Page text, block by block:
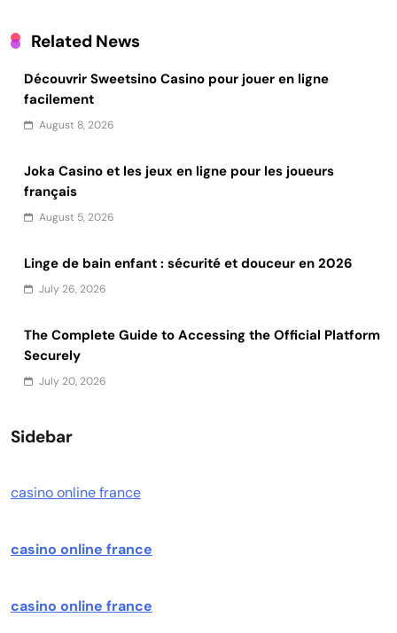
Related News
Découvrir Sweetsino Casino pour jouer en ligne
facilement
August 8, 2026
Joka Casino et les jeux en ligne pour les joueurs
français
August 5, 2026
Linge de bain enfant : sécurité et douceur en 2026
July 26, 2026
The Complete Guide to Accessing the Official Platform
Securely
July 20, 2026
Sidebar
casino online france
casino online france
casino online france